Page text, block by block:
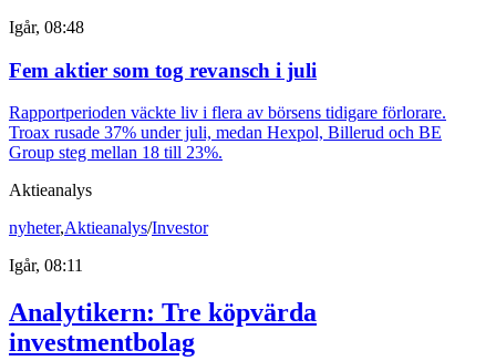
Igår, 08:48
Fem aktier som tog revansch i juli
Rapportperioden väckte liv i flera av börsens tidigare förlorare.
Troax rusade 37% under juli, medan Hexpol, Billerud och BE
Group steg mellan 18 till 23%.
Aktieanalys
nyheter,Aktieanalys/Investor
Igår, 08:11
Analytikern: Tre köpvärda
investmentbolag